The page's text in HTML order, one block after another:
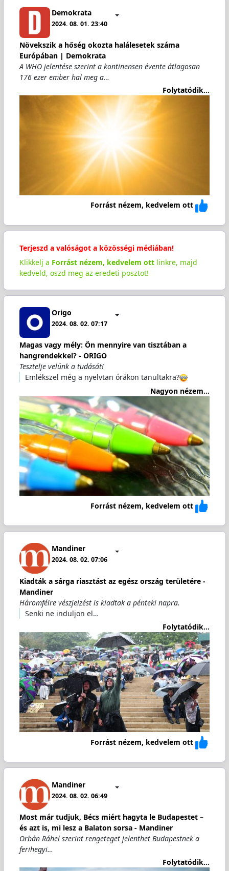
Demokrata
2024. 08. 01. 23:40
Növekszik a hőség okozta halálesetek száma
Európában | Demokrata
A WHO jelentése szerint a kontinensen évente átlagosan
176 ezer ember hal meg a…
Folytatódik...
Forrást nézem, kedvelem ott
Terjeszd a valóságot a közösségi médiában!
Klikkelj a Forrást nézem, kedvelem ottlinkre, majd
kedveld, oszd meg az eredeti posztot!
Origo
2024. 08. 02. 07:17
Magas vagy mély: Ön mennyire van tisztában a
hangrendekkel? - ORIGO
Tesztelje velünk a tudását!
Emlékszel még a nyelvtan órákon tanultakra?
Nagyon nézem...
Forrást nézem, kedvelem ott
Mandiner
2024. 08. 02. 07:06
Kiadták a sárga riasztást az egész ország területére -
Mandiner
Háromfélre vészjelzést is kiadtak a pénteki napra.
Senki ne induljon el…
Folytatódik...
Forrást nézem, kedvelem ott
Mandiner
2024. 08. 02. 06:49
Most már tudjuk, Bécs miért hagyta le Budapestet –
és azt is, mi lesz a Balaton sorsa - Mandiner
Orbán Ráhel szerint rengeteget jelenthet Budapestnek a
ferihegyi…
Folytatódik...